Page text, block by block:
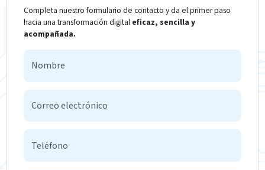
Completa nuestro formulario de contacto y da el primer paso
hacia una transformación digital eficaz, sencilla y
acompañada.